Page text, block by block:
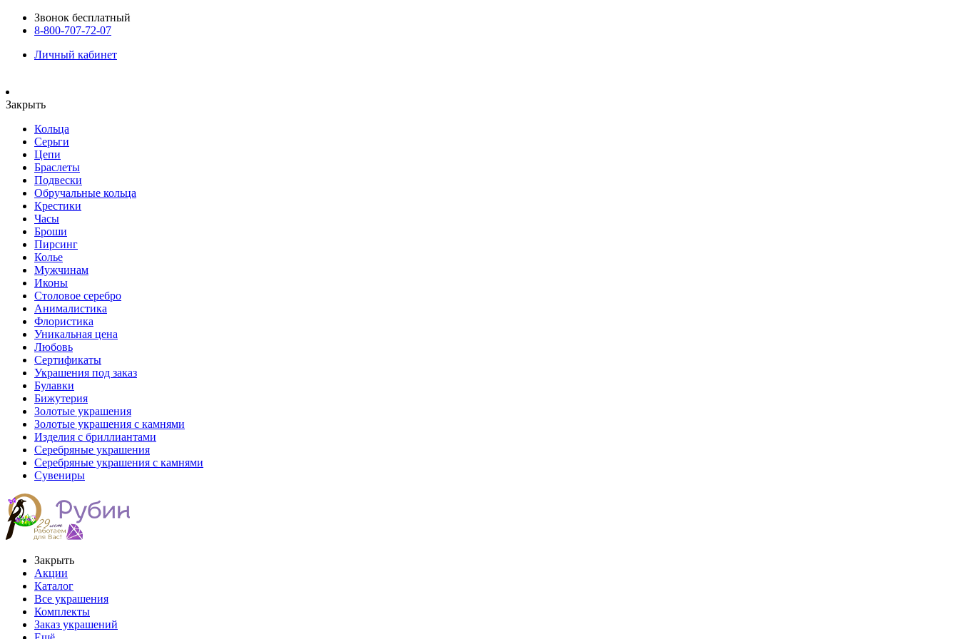
Звонок бесплатный
8-800-707-72-07
Личный кабинет
Закрыть
Кольца
Серьги
Цепи
Браслеты
Подвески
Обручальные кольца
Крестики
Часы
Броши
Пирсинг
Колье
Мужчинам
Иконы
Столовое серебро
Анималистика
Флористика
Уникальная цена
Любовь
Сертификаты
Украшения под заказ
Булавки
Бижутерия
Золотые украшения
Золотые украшения с камнями
Изделия с бриллиантами
Серебряные украшения
Серебряные украшения с камнями
Сувениры
Закрыть
Акции
Каталог
Все украшения
Комплекты
Заказ украшений